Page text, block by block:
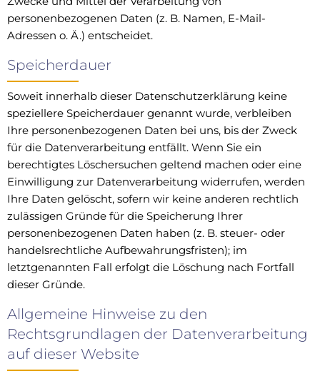
personenbezogenen Daten (z. B. Namen, E-Mail-
Adressen o. Ä.) entscheidet.
Speicherdauer
Soweit innerhalb dieser Datenschutzerklärung keine
speziellere Speicherdauer genannt wurde, verbleiben
Ihre personenbezogenen Daten bei uns, bis der Zweck
für die Datenverarbeitung entfällt. Wenn Sie ein
berechtigtes Löschersuchen geltend machen oder eine
Einwilligung zur Datenverarbeitung widerrufen, werden
Ihre Daten gelöscht, sofern wir keine anderen rechtlich
zulässigen Gründe für die Speicherung Ihrer
personenbezogenen Daten haben (z. B. steuer- oder
handelsrechtliche Aufbewahrungsfristen); im
letztgenannten Fall erfolgt die Löschung nach Fortfall
dieser Gründe.
Allgemeine Hinweise zu den
Rechtsgrundlagen der Datenverarbeitung
auf dieser Website